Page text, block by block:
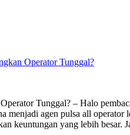
Operator Tunggal?
Tunggal? – Halo
menjadi agen pulsa all
keuntungan yang lebih